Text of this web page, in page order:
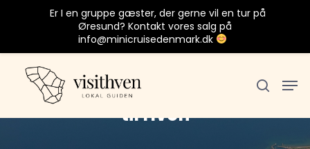
Firma- og Gruppeture
til Hven
Er I en gruppe gæster, der gerne vil en tur på
Øresund? Kontakt vores salg på
info@minicruisedenmark.dk